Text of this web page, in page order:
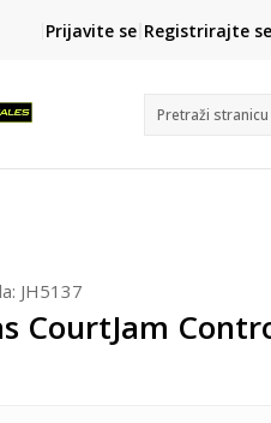
CLICK&
besplatno
Prijavite se Registrirajte se
Pretraži stranicu
JH5137
CourtJam